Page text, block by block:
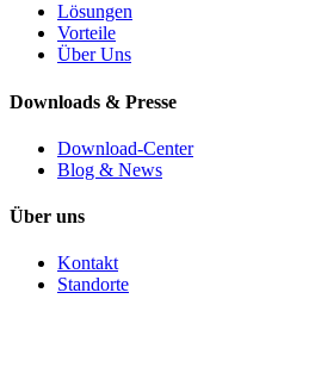
Lösungen
Vorteile
Über Uns
Downloads & Presse
Download-Center
Blog & News
Über uns
Kontakt
Standorte